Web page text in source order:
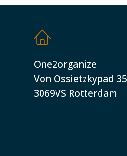
One2organize
Von Ossietzkypad 35
3069VS Rotterdam